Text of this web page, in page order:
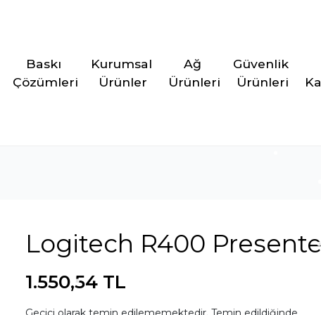
Baskı
Çözümleri
Kurumsal
Ürünler
Ağ
Ürünleri
Güvenlik
Ürünleri
Logitech R400
1.550,54 TL